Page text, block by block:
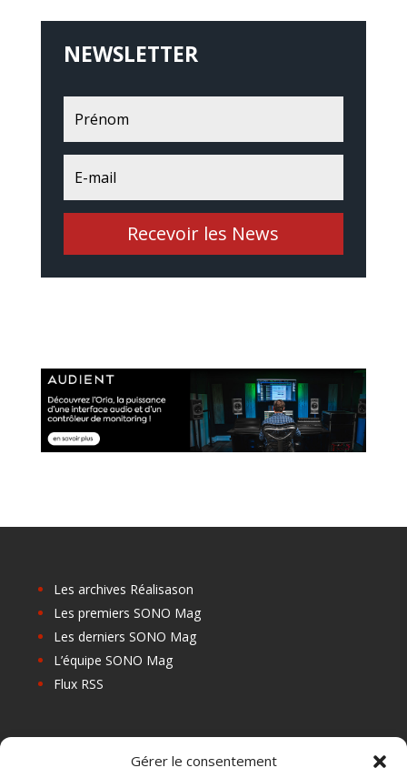
Gérer le consentement
NEWSLETTER
Recevoir les News
Les archives Réalisason
Les premiers SONO Mag
Les derniers SONO Mag
L’équipe SONO Mag
Flux RSS
Les Centres de Formation